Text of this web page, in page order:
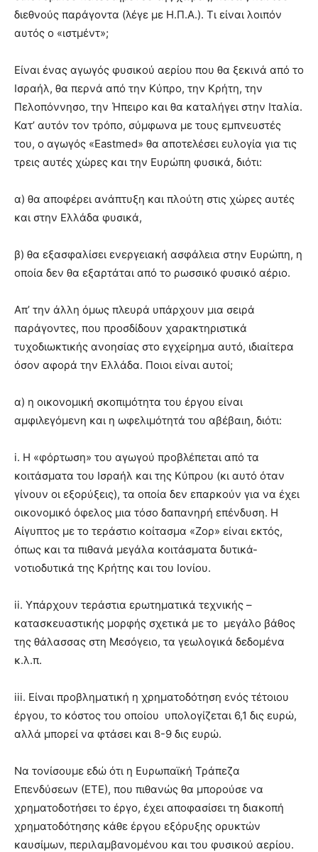
διεθνούς παράγοντα (λέγε με Η.Π.Α.). Τι είναι λοιπόν
αυτός ο «ιστμέντ»;
Είναι ένας αγωγός φυσικού αερίου που θα ξεκινά από το
Ισραήλ, θα περνά από την Κύπρο, την Κρήτη, την
Πελοπόννησο, την Ήπειρο και θα καταλήγει στην Ιταλία.
Κατ’ αυτόν τον τρόπο, σύμφωνα με τους εμπνευστές
του, ο αγωγός «Eastmed» θα αποτελέσει ευλογία για τις
τρεις αυτές χώρες και την Ευρώπη φυσικά, διότι:
α) θα αποφέρει ανάπτυξη και πλούτη στις χώρες αυτές
και στην Ελλάδα φυσικά,
β) θα εξασφαλίσει ενεργειακή ασφάλεια στην Ευρώπη, η
οποία δεν θα εξαρτάται από το ρωσσικό φυσικό αέριο.
Απ’ την άλλη όμως πλευρά υπάρχουν μια σειρά
παράγοντες, που προσδίδουν χαρακτηριστικά
τυχοδιωκτικής ανοησίας στο εγχείρημα αυτό, ιδιαίτερα
όσον αφορά την Ελλάδα. Ποιοι είναι αυτοί;
α) η οικονομική σκοπιμότητα του έργου είναι
αμφιλεγόμενη και η ωφελιμότητά του αβέβαιη, διότι:
i. Η «φόρτωση» του αγωγού προβλέπεται από τα
κοιτάσματα του Ισραήλ και της Κύπρου (κι αυτό όταν
γίνουν οι εξορύξεις), τα οποία δεν επαρκούν για να έχει
οικονομικό όφελος μια τόσο δαπανηρή επένδυση. Η
Αίγυπτος με το τεράστιο κοίτασμα «Ζορ» είναι εκτός,
όπως και τα πιθανά μεγάλα κοιτάσματα δυτικά-
νοτιοδυτικά της Κρήτης και του Ιονίου.
ii. Υπάρχουν τεράστια ερωτηματικά τεχνικής –
κατασκευαστικής μορφής σχετικά με το μεγάλο βάθος
της θάλασσας στη Μεσόγειο, τα γεωλογικά δεδομένα
κ.λ.π.
iii. Είναι προβληματική η χρηματοδότηση ενός τέτοιου
έργου, το κόστος του οποίου υπολογίζεται 6,1 δις ευρώ,
αλλά μπορεί να φτάσει και 8-9 δις ευρώ.
Να τονίσουμε εδώ ότι η Ευρωπαϊκή Τράπεζα
Επενδύσεων (ΕΤΕ), που πιθανώς θα μπορούσε να
χρηματοδοτήσει το έργο, έχει αποφασίσει τη διακοπή
χρηματοδότησης κάθε έργου εξόρυξης ορυκτών
καυσίμων, περιλαμβανομένου και του φυσικού αερίου.